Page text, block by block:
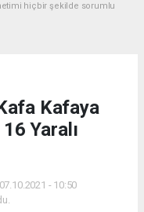
hiçbir şekilde sorumlu
Kafaya
Yaralı
- 10:50